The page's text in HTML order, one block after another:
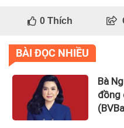
0Thích
BÀI ĐỌC NHIỀU
Bà
đồng